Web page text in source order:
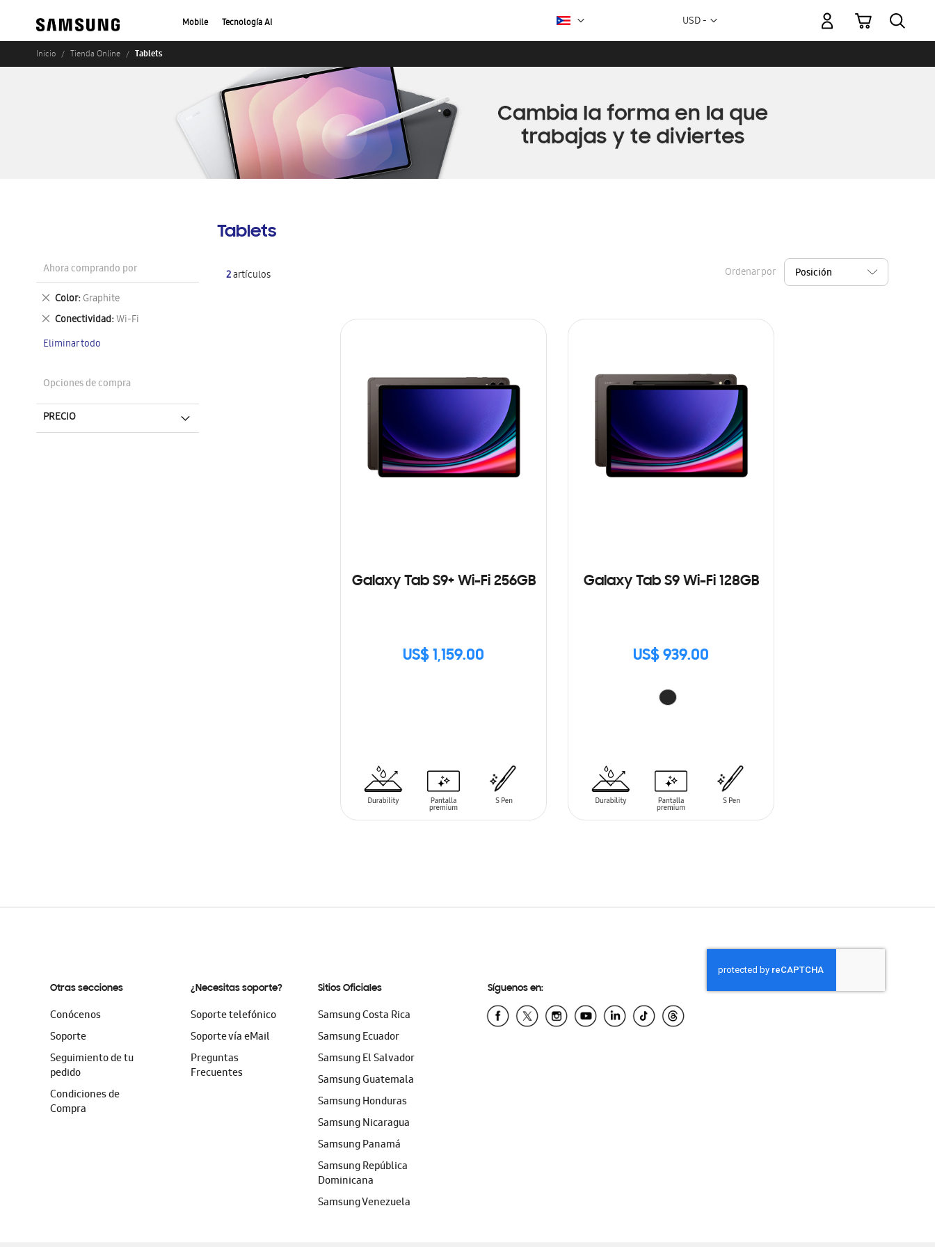
Mobile Tecnología AI Moneda
USD -
Mi carrito
Inicio Tienda Online Tablets
Tablets
2artículos Ordenar por
Galaxy Tab S9+ Wi-Fi 256GB
US$ 1,159.00
SIN
Galaxy Tab S9 Wi-Fi 128GB
US$ 939.00
Ahora comprando por
Color Graphite
Eliminar
este
artículo
Conectividad Wi-Fi
Eliminar
artículo
Eliminar todo
Opciones de compra
PRECIO
Otras secciones
Conócenos
Soporte
Seguimiento de tu
pedido
Condiciones de
Compra
¿Necesitas soporte?
Soporte telefónico
Soporte vía eMail
Preguntas
Frecuentes
Sitios Oficiales
Samsung Costa Rica
Samsung Ecuador
Samsung El Salvador
Samsung Guatemala
Samsung Honduras
Samsung Nicaragua
Samsung Panamá
Samsung República
Dominicana
Samsung Venezuela
Síguenos en: